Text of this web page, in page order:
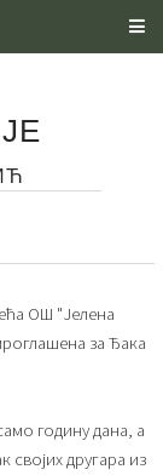
ОШ "Јелена
за Ђака
годину дана, а
својих другара из